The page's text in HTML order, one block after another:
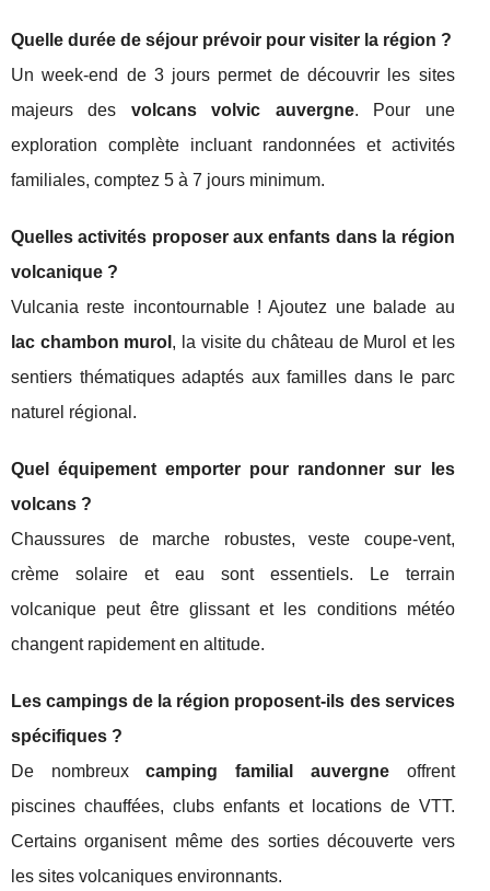
Quelle durée de séjour prévoir pour visiter la région ?
Un week-end de 3 jours permet de découvrir les sites
majeurs des volcans volvic auvergne. Pour une
exploration complète incluant randonnées et activités
familiales, comptez 5 à 7 jours minimum.
Quelles activités proposer aux enfants dans la région
volcanique ?
Vulcania reste incontournable ! Ajoutez une balade au
lac chambon murol , la visite du château de Murol et les
sentiers thématiques adaptés aux familles dans le parc
naturel régional.
Quel équipement emporter pour randonner sur les
volcans ?
Chaussures de marche robustes, veste coupe-vent,
crème solaire et eau sont essentiels. Le terrain
volcanique peut être glissant et les conditions météo
changent rapidement en altitude.
Les campings de la région proposent-ils des services
spécifiques ?
De nombreuxcamping familial auvergneoffrent
piscines chauffées, clubs enfants et locations de VTT.
Certains organisent même des sorties découverte vers
les sites volcaniques environnants.